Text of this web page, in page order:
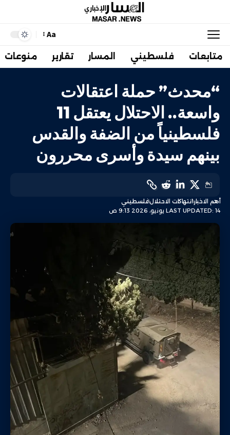
Aa
متابعات فلسطيني المسار تقارير منوعات
“محدث” حملة اعتقالات
واسعة.. الاحتلال يعتقل 11
فلسطينياً من الضفة والقدس
بينهم سيدة وأسرى محررون
LAST UPDATED: 14 يونيو، 2026 9:13 ص
أهم الاخبارانتهاكات الاحتلالفلسطيني